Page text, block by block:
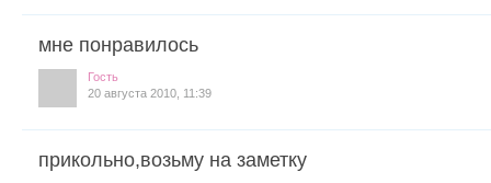
мне понравилось
Гость
20 августа 2010, 11:39
прикольно,возьму на заметку